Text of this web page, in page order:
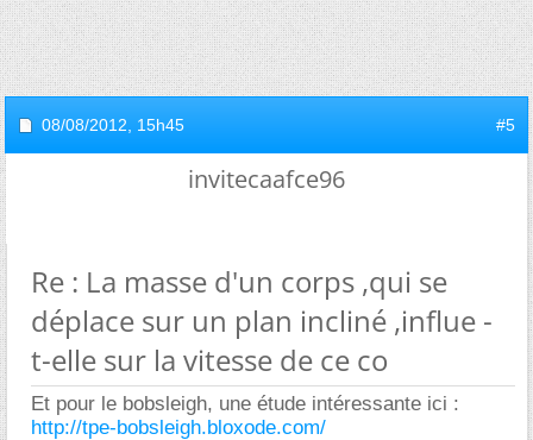
08/08/2012, 15h45 #5
invitecaafce96
Re : La masse d'un corps ,qui se
déplace sur un plan incliné ,influe -
t-elle sur la vitesse de ce co
Et pour le bobsleigh, une étude intéressante ici :
http://tpe-bobsleigh.bloxode.com/